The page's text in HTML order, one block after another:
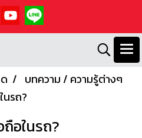
บทความ / ความรู้ต่างๆ
นรถ?
อในรถ?